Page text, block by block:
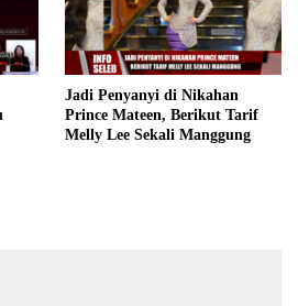
Jadi Penyanyi di Nikahan
Prince Mateen, Berikut Tarif
Melly Lee Sekali Manggung